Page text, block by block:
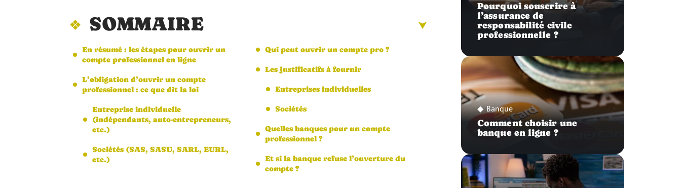
SOMMAIRE
En résumé : les étapes pour ouvrir un
compte professionnel en ligne
L’obligation d’ouvrir un compte
professionnel : ce que dit la loi
Entreprise individuelle
(indépendants, auto-entrepreneurs,
etc.)
Sociétés (SAS, SASU, SARL, EURL,
etc.)
Qui peut ouvrir un compte pro ?
Les justificatifs à fournir
Entreprises individuelles
Sociétés
Quelles banques pour un compte
professionnel ?
Et si la banque refuse l’ouverture du
compte ?
Pourquoi souscrire à
l’assurance de
responsabilité civile
professionnelle ?
Banque
Comment choisir une
banque en ligne ?